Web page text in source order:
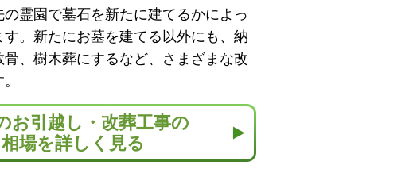
霊園で墓石を新たに建てるかによっ
。新たにお墓を建てる以外にも、納
、樹木葬にするなど、さまざまな改
お引越し・改葬工事の
相場を詳しく見る